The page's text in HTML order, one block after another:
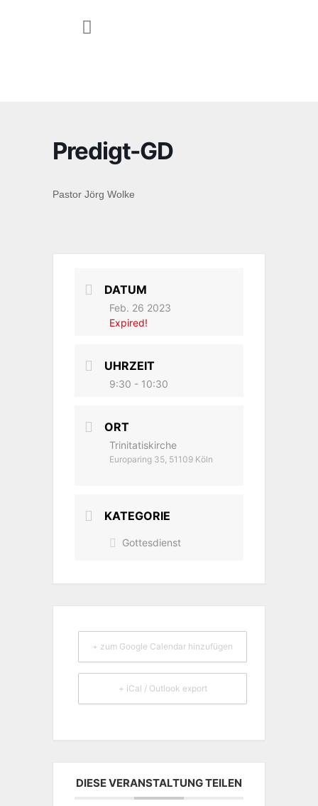
Predigt-GD
Pastor Jörg Wolke
DATUM
Feb. 26 2023
Expired!
UHRZEIT
9:30 - 10:30
ORT
Trinitatiskirche
Europaring 35, 51109 Köln
KATEGORIE
Gottesdienst
+ zum Google Calendar hinzufügen
+ iCal / Outlook export
DIESE VERANSTALTUNG TEILEN